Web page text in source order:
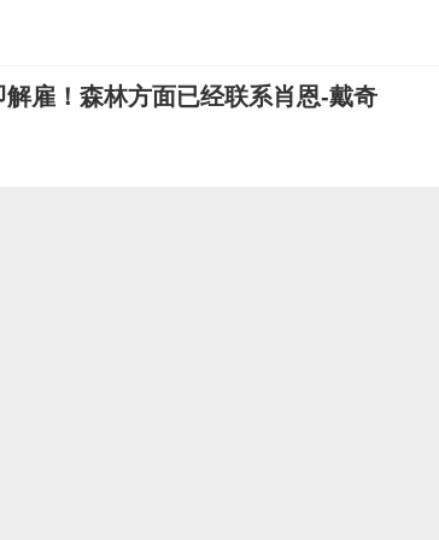
雇！森林方面已经联系肖恩-戴奇